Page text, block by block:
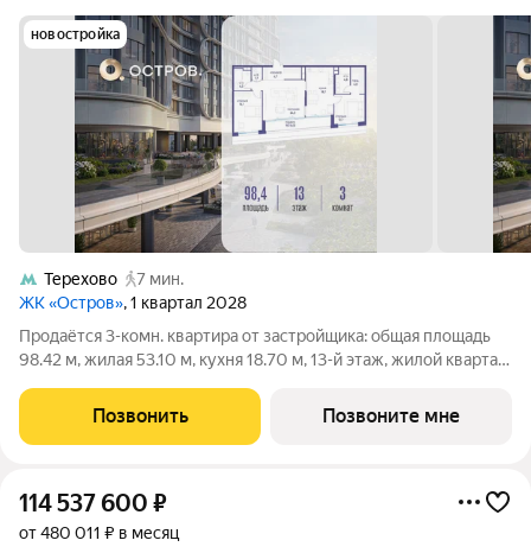
новостройка
Терехово
7 мин.
ЖК «Остров», 1 квартал 2028
Продаётся 3-комн. квартира от застройщика: общая площадь
98.42 м, жилая 53.10 м, кухня 18.70 м, 13-й этаж, жилой квартал
года. 2 совмещенных санузла. В жилой зоне 2 больших окна на
одну
Позвонить Позвоните мне
114 537 600 ₽
от 480 011 ₽ в месяц